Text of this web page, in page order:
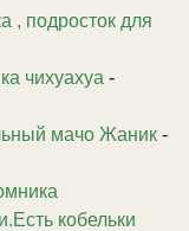
, подросток для
чихуахуа -
мачо Жаник -
кобельки